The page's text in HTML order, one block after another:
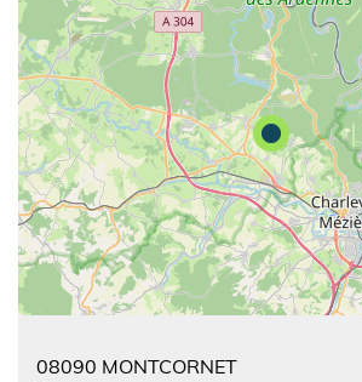
08090 MONTCORNET